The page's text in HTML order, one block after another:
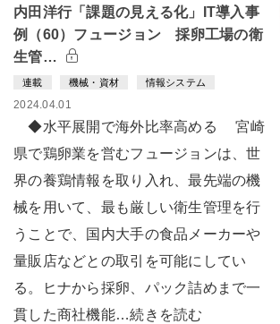
内田洋行「課題の見える化」IT導入事
例（60）フュージョン 採卵工場の衛
生管…
連載 機械・資材 情報システム
2024.04.01
◆水平展開で海外比率高める 宮崎
県で鶏卵業を営むフュージョンは、世
界の養鶏情報を取り入れ、最先端の機
械を用いて、最も厳しい衛生管理を行
うことで、国内大手の食品メーカーや
量販店などとの取引を可能にしてい
る。ヒナから採卵、パック詰めまで一
貫した商社機能…続きを読む